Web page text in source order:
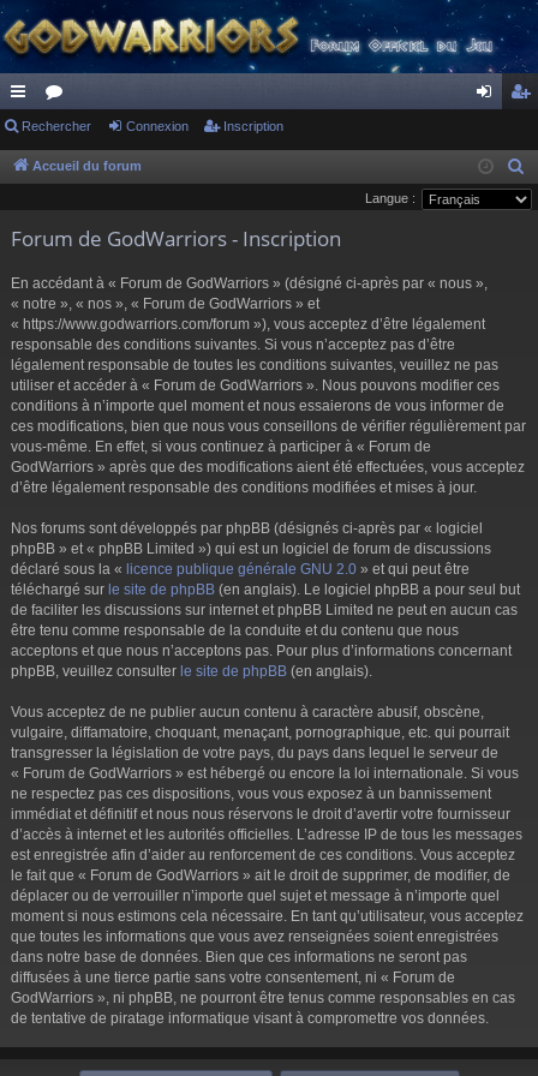
ac
co
ci
or
u
s
ne cri
pti
Rechercher Connexion Inscription
Accueil du forum
e
Langue :
Forum de GodWarriors - Inscription
En accédant à « Forum de GodWarriors » (désigné ci-après par « nous »,
« notre », « nos », « Forum de GodWarriors » et
« https://www.godwarriors.com/forum »), vous acceptez d’être légalement
responsable des conditions suivantes. Si vous n’acceptez pas d’être
légalement responsable de toutes les conditions suivantes, veuillez ne pas
utiliser et accéder à « Forum de GodWarriors ». Nous pouvons modifier ces
conditions à n’importe quel moment et nous essaierons de vous informer de
ces modifications, bien que nous vous conseillons de vérifier régulièrement par
vous-même. En effet, si vous continuez à participer à « Forum de
GodWarriors » après que des modifications aient été effectuées, vous acceptez
d’être légalement responsable des conditions modifiées et mises à jour.
Nos forums sont développés par phpBB (désignés ci-après par « logiciel
phpBB » et « phpBB Limited ») qui est un logiciel de forum de discussions
déclaré sous la « licence publique générale GNU 2.0 » et qui peut être
téléchargé sur le site de phpBB (en anglais). Le logiciel phpBB a pour seul but
de faciliter les discussions sur internet et phpBB Limited ne peut en aucun cas
être tenu comme responsable de la conduite et du contenu que nous
acceptons et que nous n’acceptons pas. Pour plus d’informations concernant
phpBB, veuillez consulter le site de phpBB (en anglais).
Vous acceptez de ne publier aucun contenu à caractère abusif, obscène,
vulgaire, diffamatoire, choquant, menaçant, pornographique, etc. qui pourrait
transgresser la législation de votre pays, du pays dans lequel le serveur de
« Forum de GodWarriors » est hébergé ou encore la loi internationale. Si vous
ne respectez pas ces dispositions, vous vous exposez à un bannissement
immédiat et définitif et nous nous réservons le droit d’avertir votre fournisseur
d’accès à internet et les autorités officielles. L’adresse IP de tous les messages
est enregistrée afin d’aider au renforcement de ces conditions. Vous acceptez
le fait que « Forum de GodWarriors » ait le droit de supprimer, de modifier, de
déplacer ou de verrouiller n’importe quel sujet et message à n’importe quel
moment si nous estimons cela nécessaire. En tant qu’utilisateur, vous acceptez
que toutes les informations que vous avez renseignées soient enregistrées
dans notre base de données. Bien que ces informations ne seront pas
diffusées à une tierce partie sans votre consentement, ni « Forum de
GodWarriors », ni phpBB, ne pourront être tenus comme responsables en cas
de tentative de piratage informatique visant à compromettre vos données.